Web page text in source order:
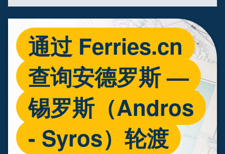
通过 Ferries.cn
查询安德罗斯 —
锡罗斯（Andros
- Syros）轮渡